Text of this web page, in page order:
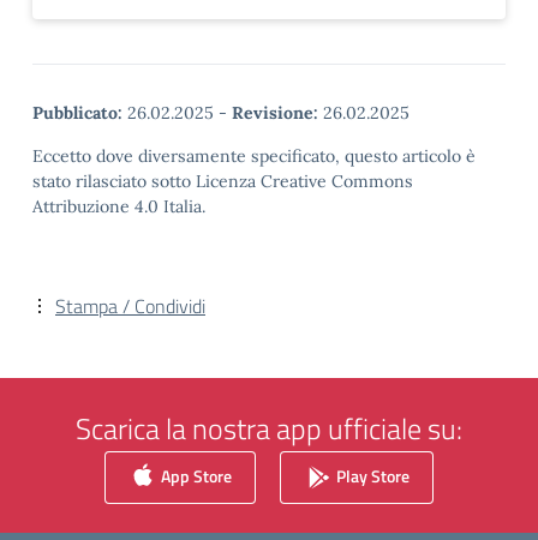
Pubblicato: 26.02.2025 - Revisione: 26.02.2025
Eccetto dove diversamente specificato, questo articolo è
stato rilasciato sotto Licenza Creative Commons
Attribuzione 4.0 Italia.
Stampa / Condividi
Scarica la nostra app ufficiale su:
App Store Play Store